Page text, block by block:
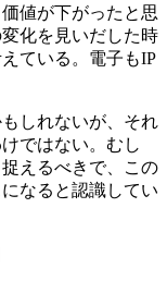
値が下がったと思
化を見いだした時
ている。電子もIP
しれないが、それ
ではない。むし
えるべきで、この
なると認識してい